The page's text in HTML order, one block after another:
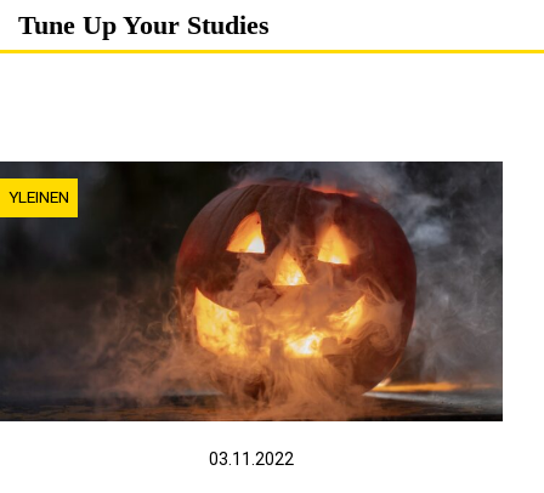
Skip
Tune Up Your Studies
YLEINEN
03.11.2022